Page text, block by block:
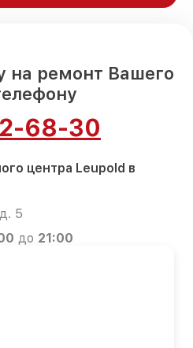
на ремонт Вашего
68-30
центра Leupold в
5
до 21:00